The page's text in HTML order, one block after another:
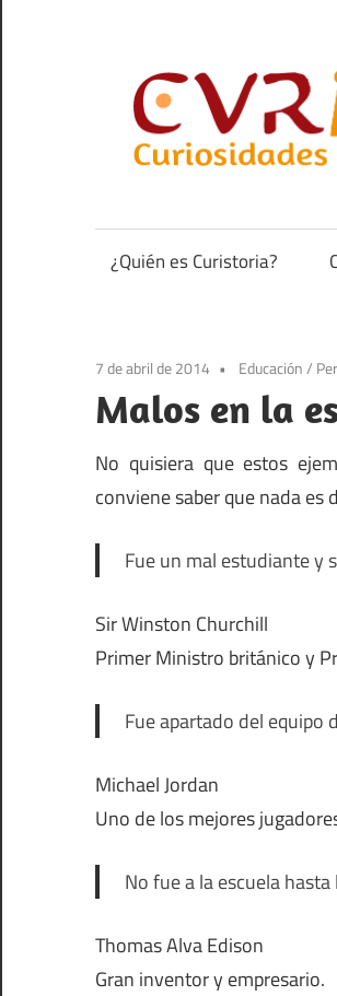
contenido
anécdotas
de
¿Quién es Curistoria?
7 de abril de 2014 Educación/
Malos en la
No quisiera que estos
conviene saber que nada
Fue un mal estudiante y
Sir Winston Churchill
Primer Ministro británico y
Fue apartado del equipo
Michael Jordan
Uno de los mejores
No fue a la escuela
Thomas Alva Edison
Gran inventor y empresario.